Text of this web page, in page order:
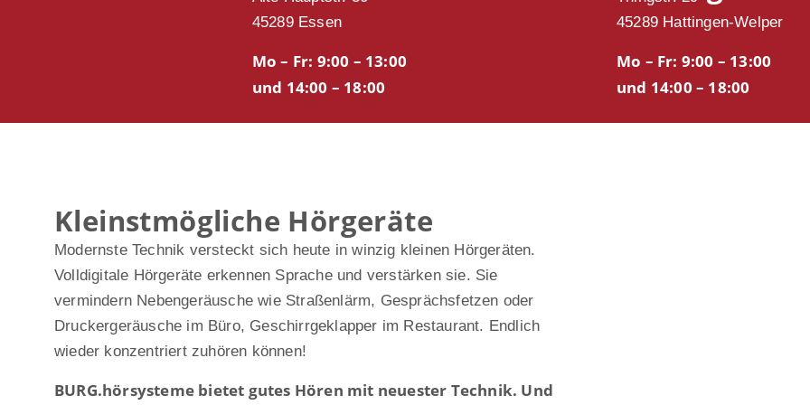
45289 Essen
Mo – Fr: 9:00 – 13:00
und 14:00 – 18:00
45289 Hattingen-Welper
Mo – Fr: 9:00 – 13:00
und 14:00 – 18:00
Kleinstmögliche Hörgeräte
Modernste Technik versteckt sich heute in winzig kleinen Hörgeräten.
Volldigitale Hörgeräte erkennen Sprache und verstärken sie. Sie
vermindern Nebengeräusche wie Straßenlärm, Gesprächsfetzen oder
Druckergeräusche im Büro, Geschirrgeklapper im Restaurant. Endlich
wieder konzentriert zuhören können!
BURG.hörsysteme bietet gutes Hören mit neuester Technik. Und